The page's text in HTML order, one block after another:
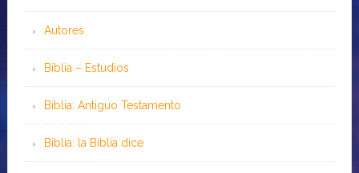
Autores
Biblia – Estudios
Biblia: Antiguo Testamento
Biblia: la Biblia dice